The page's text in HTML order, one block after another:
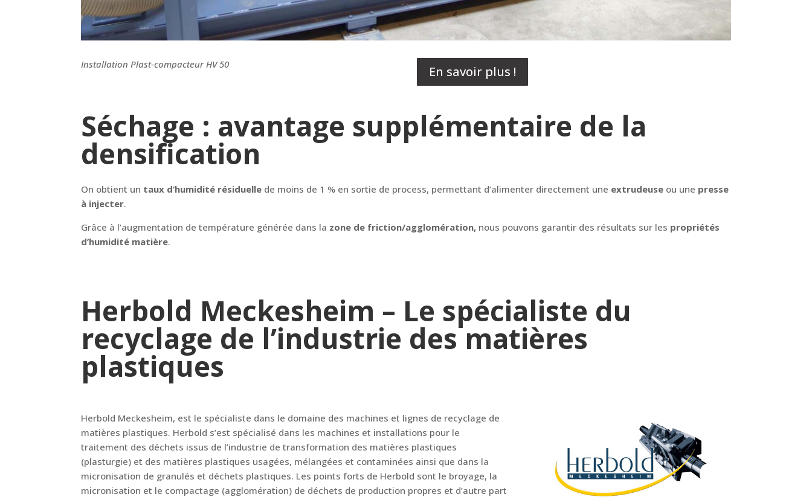
Installation Plast-compacteur HV 50 En savoir plus !
Séchage : avantage supplémentaire de la
densification
On obtient un taux d’humidité résiduelle de moins de 1 % en sortie de process, permettant d’alimenter directement une extrudeuse ou une presse
à injecter.
Grâce à l’augmentation de température générée dans la zone de friction/agglomération, nous pouvons garantir des résultats sur les propriétés
d’humidité matière.
Herbold Meckesheim – Le spécialiste du
recyclage de l’industrie des matières
plastiques
Herbold Meckesheim, est le spécialiste dans le domaine des machines et lignes de recyclage de
matières plastiques. Herbold s’est spécialisé dans les machines et installations pour le
traitement des déchets issus de l’industrie de transformation des matières plastiques
(plasturgie) et des matières plastiques usagées, mélangées et contaminées ainsi que dans la
micronisation de granulés et déchets plastiques. Les points forts de Herbold sont le broyage, la
micronisation et le compactage (agglomération) de déchets de production propres et d’autre part